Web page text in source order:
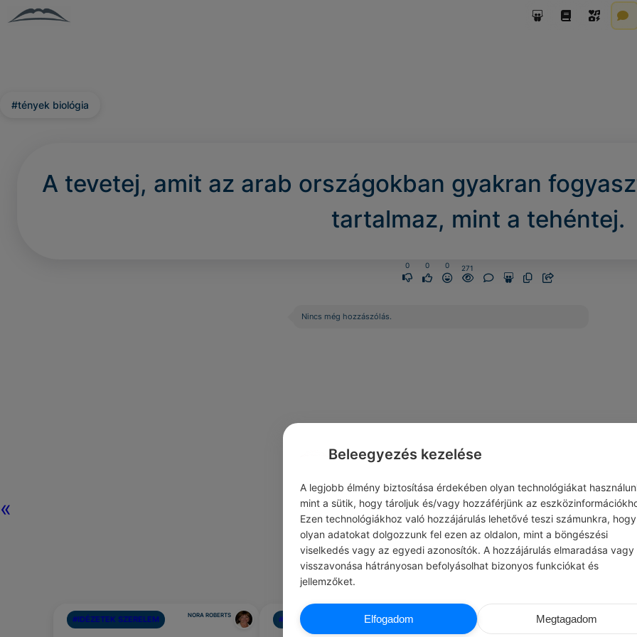
«
#tények biológia
A tevetej, amit az arab országokban gyakran
tartalmaz, mint a tehéntej.
0 0 0 271
Nincs még hozzászólás.
#IDÉZETEK SZERELEM NORA ROBERTS #IDÉZETEK REMÉNY PIETER FRANS THOMÉSE #IDÉZETEK MEGBOCSÁTÁS
A Megbocsátás fölrepít a csata
Beleegyezés kezelése
A legjobb élmény biztosítása érdekében olyan technológiákat
mint a sütik, hogy tároljuk és/vagy hozzáférjünk az
Ezen technológiákhoz való hozzájárulás lehetővé teszi számunkra, hogy
olyan adatokat dolgozzunk fel ezen az oldalon, mint a böngészési
viselkedés vagy az egyedi azonosítók. A hozzájárulás elmaradása vagy
visszavonása hátrányosan befolyásolhat bizonyos funkciókat és
jellemzőket.
Elfogadom Megtagadom